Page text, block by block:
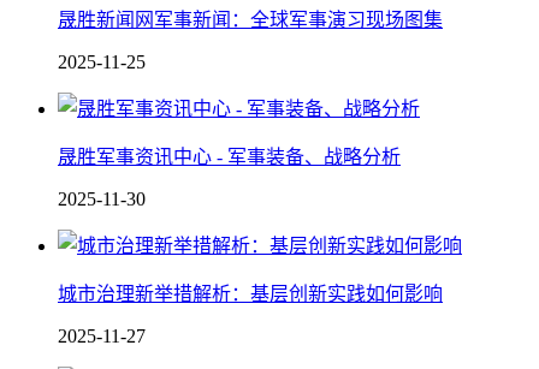
晟胜新闻网军事新闻：全球军事演习现场图集
2025-11-25
晟胜军事资讯中心 - 军事装备、战略分析
2025-11-30
城市治理新举措解析：基层创新实践如何影响
2025-11-27